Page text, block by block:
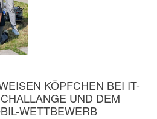
KÖPFCHEN BEI IT-
UND DEM
WETTBEWERB